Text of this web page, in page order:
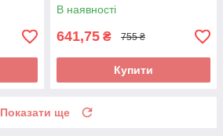
В наявності
641,75 ₴ 755 ₴
Купити
Показати ще